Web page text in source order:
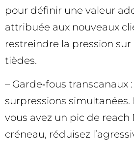
pour définir une valeur
attribuée aux nouveaux
restreindre la pression sur
tièdes.
– Garde‑fous transcanaux
surpressions simultanées.
vous avez un pic de reach
créneau, réduisez